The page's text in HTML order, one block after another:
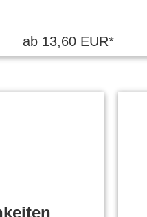
ab 13,60 EUR*